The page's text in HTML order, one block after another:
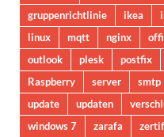
gruppenrichtlinie
ikea
linux
mqtt nginx
outlook
plesk postfix
Raspberry
server smtp
update
updaten
windows 7
zarafa